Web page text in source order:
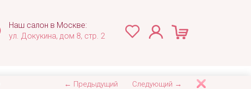
Наш салон в Москве:
ул. Докукина, дом 8, стр. 2
← Предыдущий Следующий →